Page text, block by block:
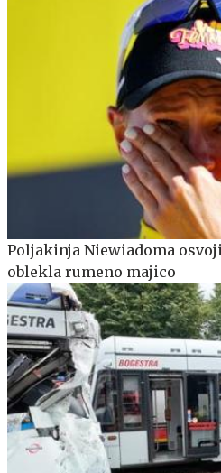
Poljakinja Niewiadoma
oblekla rumeno majico